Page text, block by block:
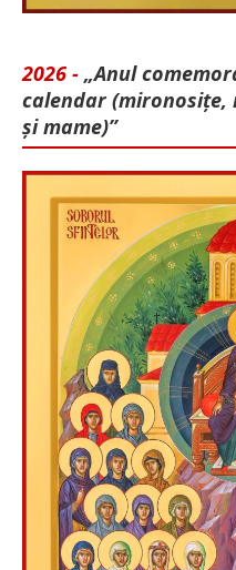
2026 - „Anul
calendar (mironosițe,
și mame)”